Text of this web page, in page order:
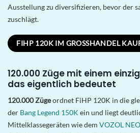
Ausstellung zu diversifizieren, bevor der
zuschlägt.
FIHP 120K IM GROSSHANDEL
120.000 Züge mit einem
das eigentlich bedeutet
120.000 Zügeordnet FiHP 120K in die
der Bang Legend 150K ein und liegt
Mittelklassegeräten wie dem VOZOL